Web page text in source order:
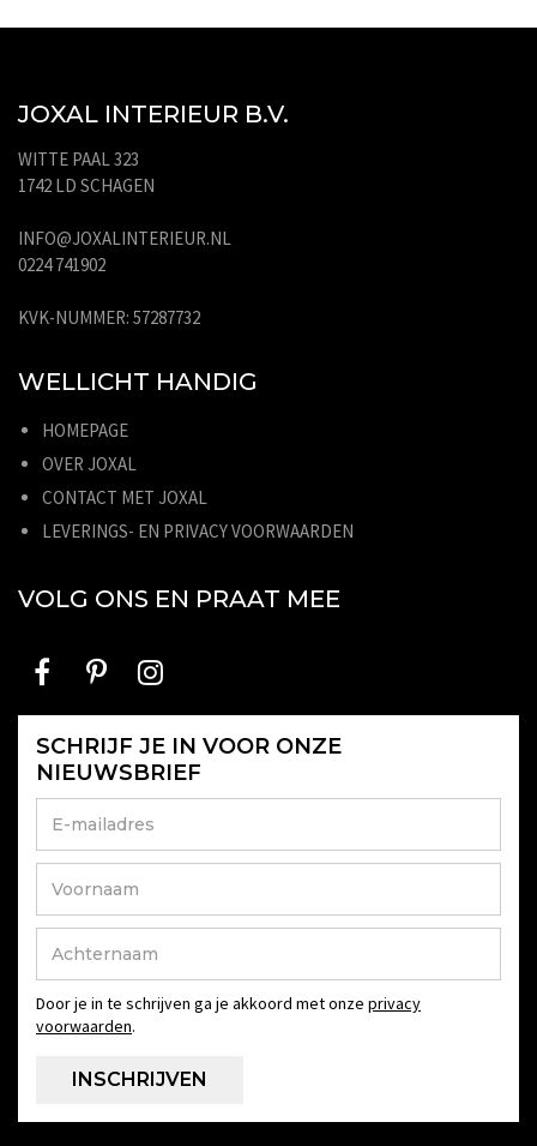
JOXAL INTERIEUR B.V.
WITTE PAAL 323
1742 LD SCHAGEN
INFO@JOXALINTERIEUR.NL
0224 741902
KVK-NUMMER: 57287732
WELLICHT HANDIG
HOMEPAGE
OVER JOXAL
CONTACT MET JOXAL
LEVERINGS- EN PRIVACY VOORWAARDEN
VOLG ONS EN PRAAT MEE
SCHRIJF JE IN VOOR ONZE
NIEUWSBRIEF
Door je in te schrijven ga je akkoord met onze privacy
voorwaarden.